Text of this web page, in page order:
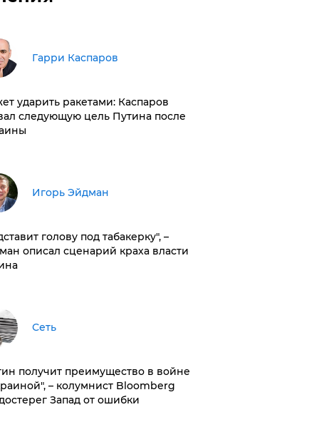
Гарри Каспаров
ударить ракетами: Каспаров
следующую цель Путина после
Игорь Эйдман
голову под табакерку", –
описал сценарий краха власти
Сеть
получит преимущество в войне
– колумнист Bloomberg
Запад от ошибки